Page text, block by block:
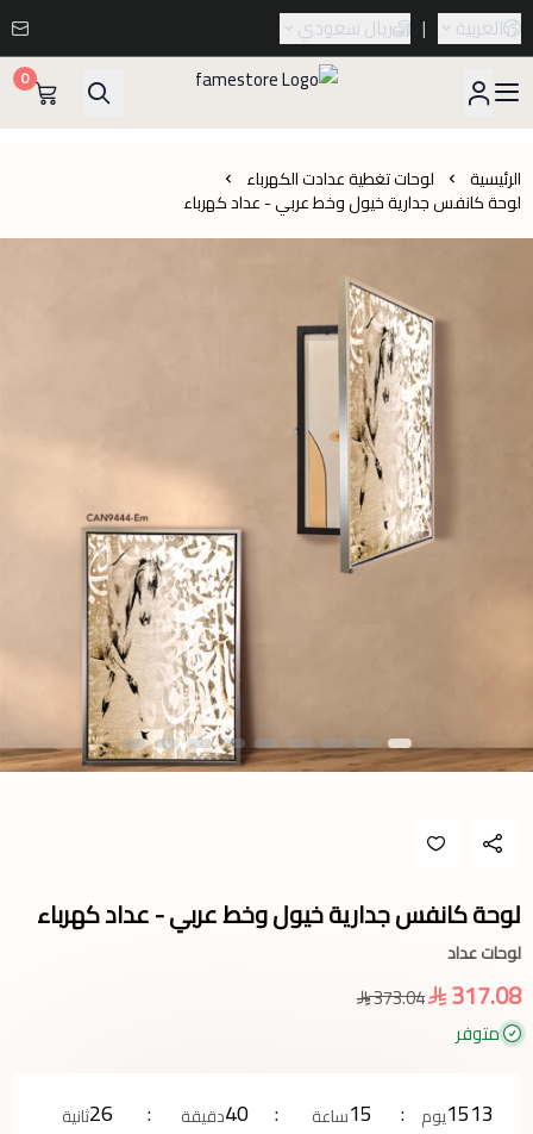
العربية | ريال سعودي
0
الرئيسية لوحات تغطية عدادت الكهرباء
لوحة كانفس جدارية خيول وخط عربي - عداد كهرباء
لوحة كانفس جدارية خيول وخط عربي - عداد كهرباء
لوحات عداد
317.08
373.04
متوفر
25ثانية 40دقيقة 15ساعة 1513يوم